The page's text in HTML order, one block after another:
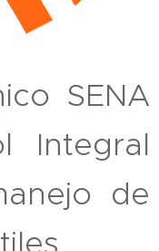
SENA
Integral
de